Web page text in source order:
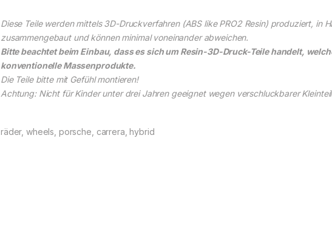
Diese Teile werden mittels 3D-Druckverfahren (ABS like PRO2 Resin) produziert, in
zusammengebaut und können minimal voneinander abweichen.
Bitte beachtet beim Einbau, dass es sich um Resin-3D-Druck-Teile handelt,
konventionelle Massenprodukte.
Die Teile bitte mit Gefühl montieren!
Achtung: Nicht für Kinder unter drei Jahren geeignet wegen verschluckbarer
räder, wheels, porsche, carrera, hybrid